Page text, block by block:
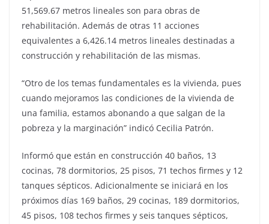
51,569.67 metros lineales son para obras de
rehabilitación. Además de otras 11 acciones
equivalentes a 6,426.14 metros lineales destinadas a
construcción y rehabilitación de las mismas.
“Otro de los temas fundamentales es la vivienda, pues
cuando mejoramos las condiciones de la vivienda de
una familia, estamos abonando a que salgan de la
pobreza y la marginación” indicó Cecilia Patrón.
Informó que están en construcción 40 baños, 13
cocinas, 78 dormitorios, 25 pisos, 71 techos firmes y 12
tanques sépticos. Adicionalmente se iniciará en los
próximos días 169 baños, 29 cocinas, 189 dormitorios,
45 pisos, 108 techos firmes y seis tanques sépticos,